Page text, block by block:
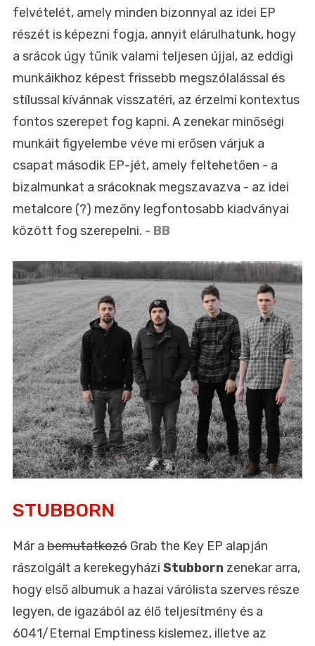
felvételét, amely minden bizonnyal az idei EP
részét is képezni fogja, annyit elárulhatunk, hogy
a srácok úgy tűnik valami teljesen újjal, az eddigi
munkáikhoz képest frissebb megszólalással és
stílussal kívánnak visszatéri, az érzelmi kontextus
fontos szerepet fog kapni. A zenekar minőségi
munkáit figyelembe véve mi erősen várjuk a
csapat második EP-jét, amely feltehetően - a
bizalmunkat a srácoknak megszavazva - az idei
metalcore (?) mezőny legfontosabb kiadványai
között fog szerepelni. - BB
STUBBORN
Már a bemutatkozó Grab the Key EP alapján
rászolgált a kerekegyházi Stubborn zenekar arra,
hogy első albumuk a hazai várólista szerves része
legyen, de igazából az élő teljesítmény és a
6041/Eternal Emptiness kislemez, illetve az